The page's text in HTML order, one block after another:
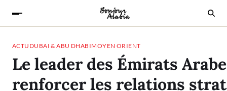
ACTU DUBAI & ABU DHABIMOYEN ORIENT
Le leader des Émirats
renforcer les relations